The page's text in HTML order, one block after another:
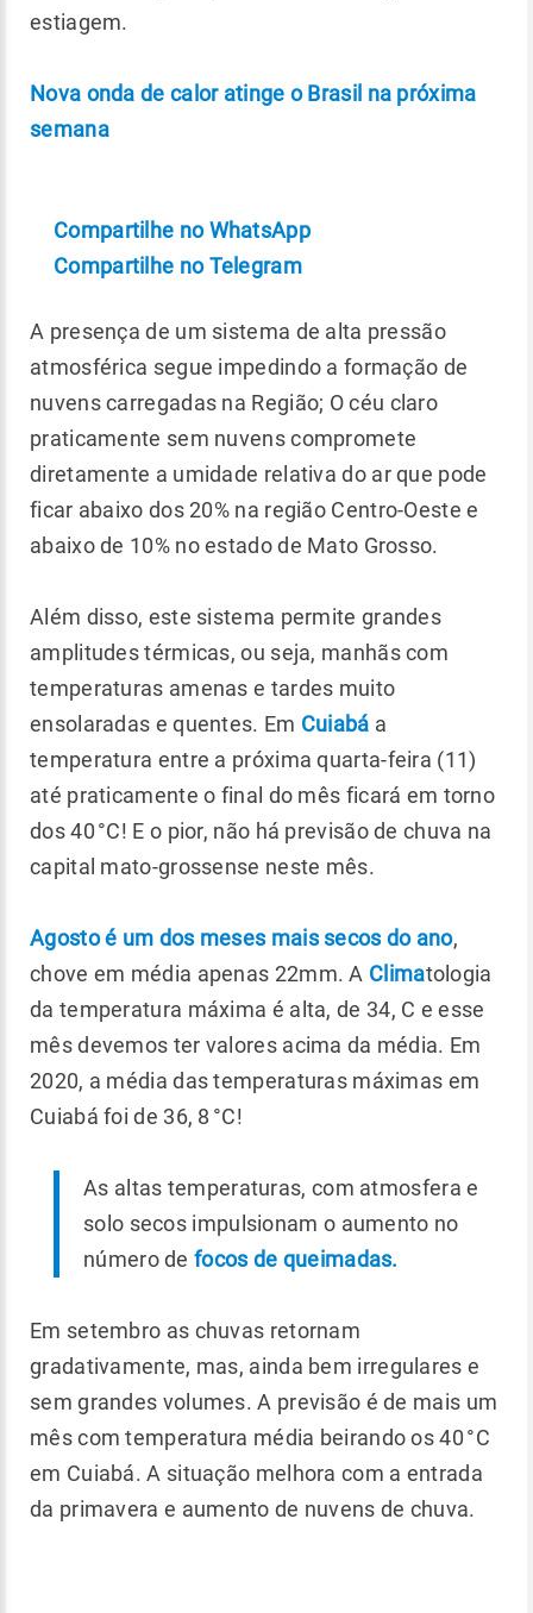
estiagem.
Nova onda de calor atinge o Brasil na próxima
semana
Compartilhe no WhatsApp
Compartilhe no Telegram
A presença de um sistema de alta pressão
atmosférica segue impedindo a formação de
nuvens carregadas na Região; O céu claro
praticamente sem nuvens compromete
diretamente a umidade relativa do ar que pode
ficar abaixo dos 20% na região Centro-Oeste e
abaixo de 10% no estado de Mato Grosso.
Além disso, este sistema permite grandes
amplitudes térmicas, ou seja, manhãs com
temperaturas amenas e tardes muito
ensolaradas e quentes. Em Cuiabá a
temperatura entre a próxima quarta-feira (11)
até praticamente o final do mês ficará em torno
dos 40 °C! E o pior, não há previsão de chuva na
capital mato-grossense neste mês.
Agosto é um dos meses mais secos do ano,
chove em média apenas 22mm. A Climatologia
da temperatura máxima é alta, de 34, C e esse
mês devemos ter valores acima da média. Em
2020, a média das temperaturas máximas em
Cuiabá foi de 36, 8 °C!
As altas temperaturas, com atmosfera e
solo secos impulsionam o aumento no
número de focos de queimadas.
Em setembro as chuvas retornam
gradativamente, mas, ainda bem irregulares e
sem grandes volumes. A previsão é de mais um
mês com temperatura média beirando os 40 °C
em Cuiabá. A situação melhora com a entrada
da primavera e aumento de nuvens de chuva.